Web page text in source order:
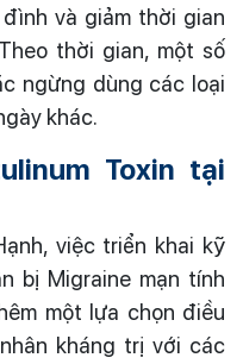
và giảm thời gian
thời gian, một số
ngừng dùng các loại
khác.
Toxin tại
việc triển khai kỹ
bị Migraine mạn tính
một lựa chọn điều
kháng trị với các